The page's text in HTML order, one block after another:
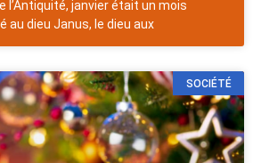
l’Antiquité, janvier était un mois
au dieu Janus, le dieu aux
SOCIÉTÉ